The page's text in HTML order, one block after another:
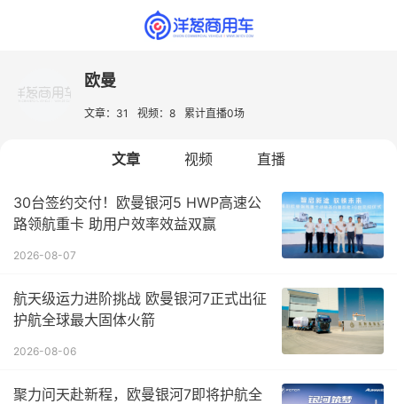
欧曼
文章：31 视频：8 累计直播0场
文章 视频 直播
30台签约交付！欧曼银河5 HWP高速公
路领航重卡 助用户效率效益双赢
2026-08-07
航天级运力进阶挑战 欧曼银河7正式出征
护航全球最大固体火箭
2026-08-06
聚力问天赴新程，欧曼银河7即将护航全